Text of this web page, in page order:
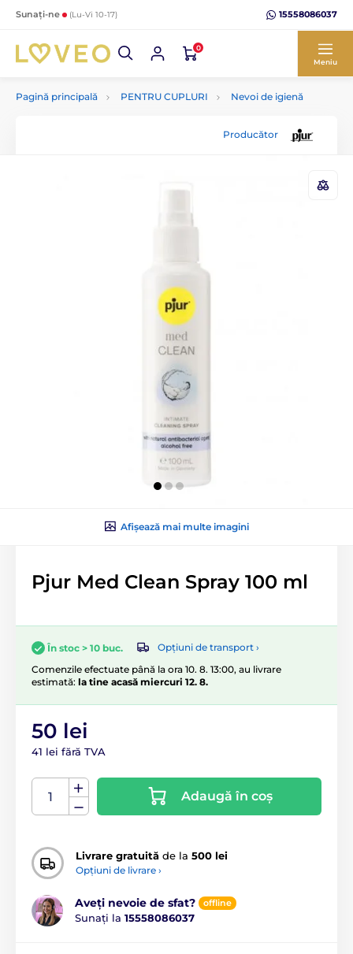
Sunați-ne (Lu-Vi 10-17) 15558086037
0
Meniu
Pagină principală PENTRU CUPLURI Nevoi de igienă
Producător
Afișează mai multe imagini
Pjur Med Clean Spray 100 ml
În stoc > 10 buc.
Opțiuni de transport ›
Comenzile efectuate până la ora 10. 8. 13:00, au livrare
estimată: la tine acasă miercuri 12. 8.
50 lei
41 lei fără TVA
Adaugă în coș
Livrare gratuită de la 500 lei
Opțiuni de livrare ›
Aveți nevoie de sfat? offline
Sunați la 15558086037